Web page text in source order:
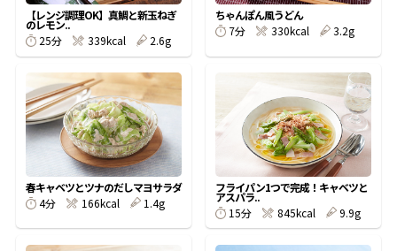
旨さ、別格。だし屋の鍋 韓福善シリーズ
サッと鍋® 楽チン鍋®
おいしいレシピを商品から探す
かつお節レシピ
めんつゆレシピ
割烹白だしレシピ
かつお節・だしを楽しむ
だしコミュ
採用情報
- ジョブリターン制
Global
【レンジ調理OK】真鯛と新玉ねぎ
のレモン..
25分
339kcal 2.6g
ちゃんぽん風うどん
7分
330kcal 3.2g
春キャベツとツナのだしマヨサラダ
4分
166kcal 1.4g
フライパン1つで完成！キャベツと
アスパラ..
15分
845kcal 9.9g